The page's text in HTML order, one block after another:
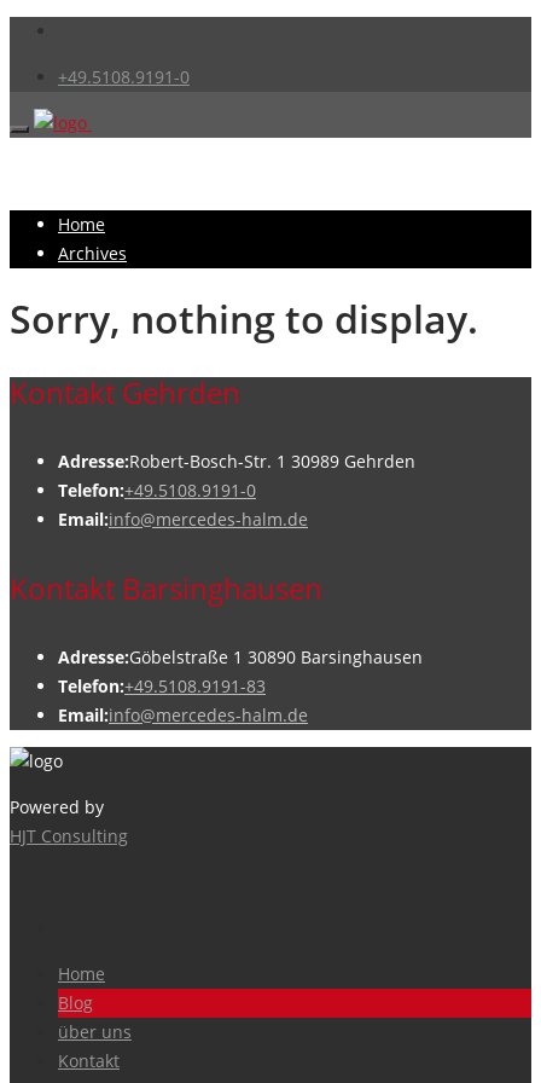
+49.5108.9191-0
Home
Archives
Sorry, nothing to display.
Kontakt Gehrden
Adresse:Robert-Bosch-Str. 1 30989 Gehrden
Telefon:+49.5108.9191-0
Email:info@mercedes-halm.de
Kontakt Barsinghausen
Adresse:Göbelstraße 1 30890 Barsinghausen
Telefon:+49.5108.9191-83
Email:info@mercedes-halm.de
Powered by
HJT Consulting
Home
Blog
über uns
Kontakt